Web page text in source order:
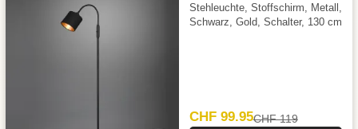
Stehleuchte, Stoffschirm, Metall,
Schwarz, Gold, Schalter, 130 cm
CHF 99.95CHF 119